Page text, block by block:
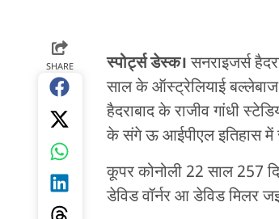
SHARE स्पोर्ट्स डेस्क।सनराइजर्स
साल के ऑस्ट्रेलियाई बल्लेबाज
हैदराबाद के राजीव गांधी
के संगे ऊ आईपीएल इतिहास में
कूपर कोनोली 22 साल 257
डेविड वॉर्नर आ डेविड मिलर